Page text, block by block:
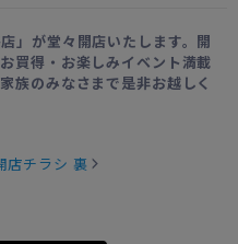
」が堂々開店いたします。開
買得・お楽しみイベント満載
族のみなさまで是非お越しく
店チラシ 裏